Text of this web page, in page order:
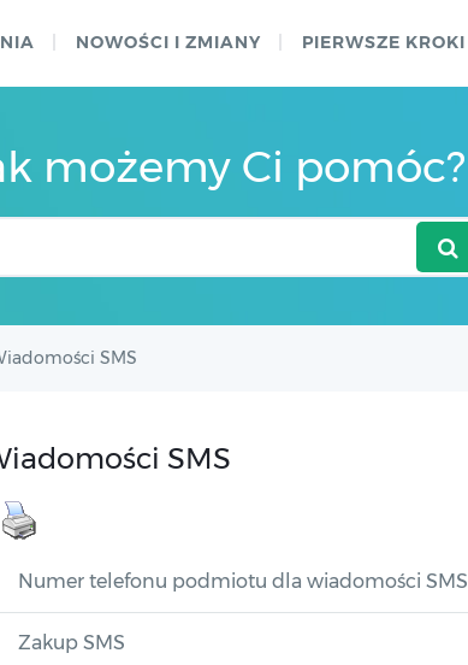
NOWOŚCI I ZMIANY PIERWSZE KROKI
możemy Ci pomóc?
SMS
SMS
Numer telefonu podmiotu dla wiadomości SMS
Zakup SMS